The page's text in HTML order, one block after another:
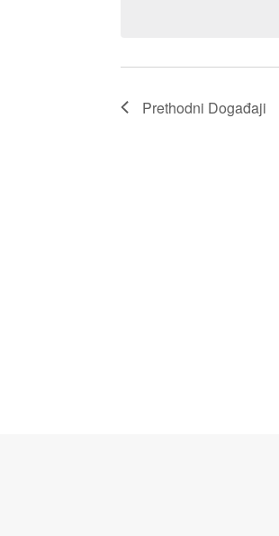
Prethodni Događaji